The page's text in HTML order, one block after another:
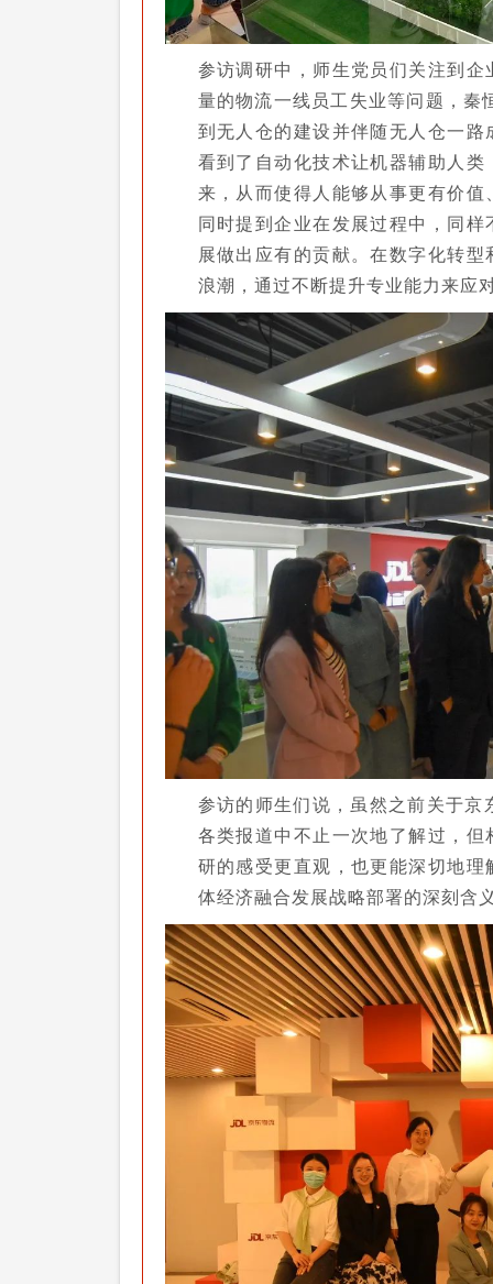
参访调研中，师生党员们关注到
量的物流一线员工失业等问题，
到无人仓的建设并伴随无人仓一
看到了自动化技术让机器辅助人
来，从而使得人能够从事更有价
同时提到企业在发展过程中，同
展做出应有的贡献。在数字化转
浪潮，通过不断提升专业能力来应
参访的师生们说，虽然之前关于
各类报道中不止一次地了解过，
研的感受更直观，也更能深切地
体经济融合发展战略部署的深刻含